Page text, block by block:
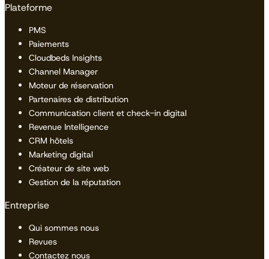
Plateforme
PMS
Paiements
Cloudbeds Insights
Channel Manager
Moteur de réservation
Partenaires de distribution
Communication client et check-in digital
Revenue Intelligence
CRM hôtels
Marketing digital
Créateur de site web
Gestion de la réputation
Entreprise
Qui sommes nous
Revues
Contactez nous